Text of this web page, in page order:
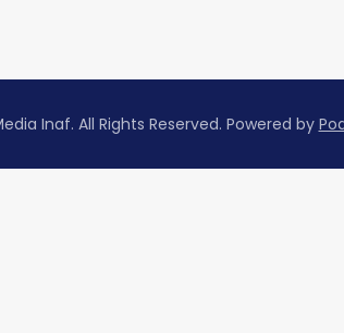
Inaf. All Rights Reserved. Powered by